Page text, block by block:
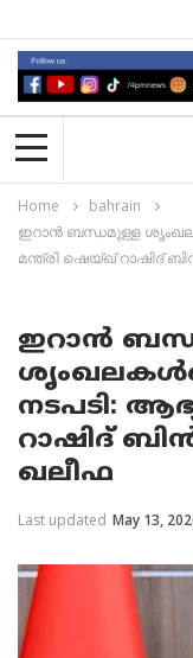
Home
bahrain
ഇറാൻ ബന്ധമുള്ള
മന്ത്രി ഷെയ്ഖ് റാഷിദ്
ഇറാൻ
നടപടി:
റാഷിദ്
ഖലീഫ
Last updated May 13,